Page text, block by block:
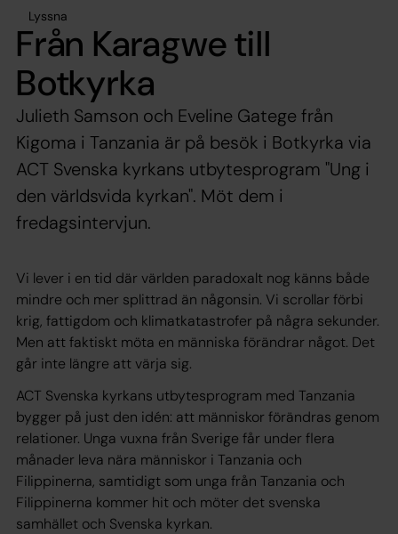
Lyssna
Från Karagwe till
Botkyrka
Julieth Samson och Eveline Gatege från
Kigoma i Tanzania är på besök i Botkyrka via
ACT Svenska kyrkans utbytesprogram "Ung i
den världsvida kyrkan". Möt dem i
fredagsintervjun.
Vi lever i en tid där världen paradoxalt nog känns både
mindre och mer splittrad än någonsin. Vi scrollar förbi
krig, fattigdom och klimatkatastrofer på några sekunder.
Men att faktiskt möta en människa förändrar något. Det
går inte längre att värja sig.
ACT Svenska kyrkans utbytesprogram med Tanzania
bygger på just den idén: att människor förändras genom
relationer. Unga vuxna från Sverige får under flera
månader leva nära människor i Tanzania och
Filippinerna, samtidigt som unga från Tanzania och
Filippinerna kommer hit och möter det svenska
samhället och Svenska kyrkan.